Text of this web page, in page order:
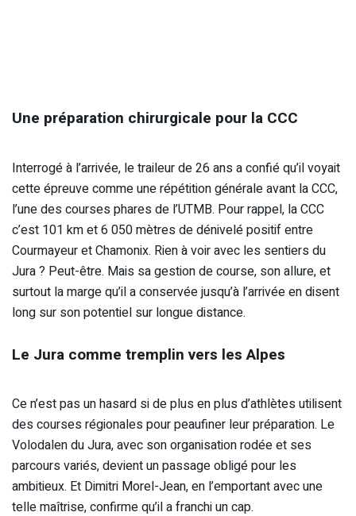
Une préparation chirurgicale pour la CCC
Interrogé à l’arrivée, le traileur de 26 ans a confié qu’il voyait
cette épreuve comme une répétition générale avant la CCC,
l’une des courses phares de l’UTMB. Pour rappel, la CCC
c’est 101 km et 6 050 mètres de dénivelé positif entre
Courmayeur et Chamonix. Rien à voir avec les sentiers du
Jura ? Peut-être. Mais sa gestion de course, son allure, et
surtout la marge qu’il a conservée jusqu’à l’arrivée en disent
long sur son potentiel sur longue distance.
Le Jura comme tremplin vers les Alpes
Ce n’est pas un hasard si de plus en plus d’athlètes utilisent
des courses régionales pour peaufiner leur préparation. Le
Volodalen du Jura, avec son organisation rodée et ses
parcours variés, devient un passage obligé pour les
ambitieux. Et Dimitri Morel-Jean, en l’emportant avec une
telle maîtrise, confirme qu’il a franchi un cap.